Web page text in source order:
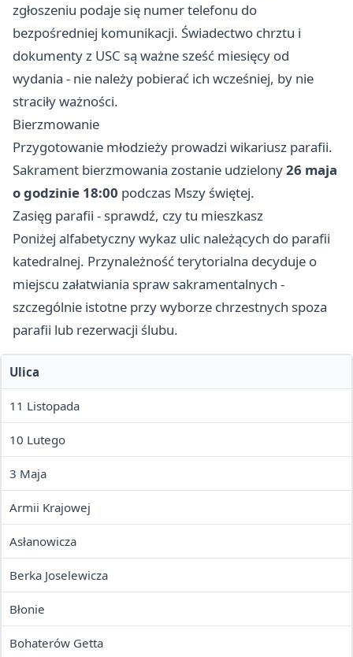
zgłoszeniu podaje się numer telefonu do
bezpośredniej komunikacji. Świadectwo chrztu i
dokumenty z USC są ważne sześć miesięcy od
wydania - nie należy pobierać ich wcześniej, by nie
straciły ważności.
Bierzmowanie
Przygotowanie młodzieży prowadzi wikariusz parafii.
Sakrament bierzmowania zostanie udzielony26 maja
o godzinie 18:00 podczas Mszy świętej.
Zasięg parafii - sprawdź, czy tu mieszkasz
Poniżej alfabetyczny wykaz ulic należących do parafii
katedralnej. Przynależność terytorialna decyduje o
miejscu załatwiania spraw sakramentalnych -
szczególnie istotne przy wyborze chrzestnych spoza
parafii lub rezerwacji ślubu.
Ulica
11 Listopada
10 Lutego
3 Maja
Armii Krajowej
Asłanowicza
Berka Joselewicza
Błonie
Bohaterów Getta